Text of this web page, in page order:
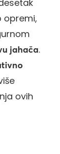
opremi,
jahača.
ovih